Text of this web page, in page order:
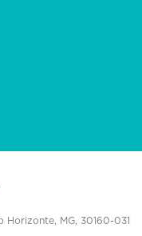
Horizonte, MG, 30160-031